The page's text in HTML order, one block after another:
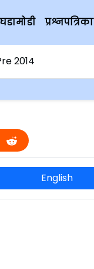
प्रश्नपत्रिका
2014
English